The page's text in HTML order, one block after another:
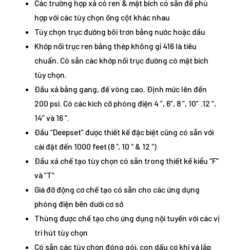
Các trường hợp xả có ren & mặt bích có sẵn để phù
hợp với các tùy chọn ống cột khác nhau
Tùy chọn trục đường bôi trơn bằng nước hoặc dầu
Khớp nối trục ren bằng thép không gỉ 416 là tiêu
chuẩn. Có sẵn các khớp nối trục đường có mặt bích
tùy chọn.
Đầu xả bằng gang, đế vòng cao. Định mức lên đến
200 psi. Có các kích cỡ phóng điện 4 ”, 6”, 8 ”, 10” .12 ”,
14” và 16 ”.
Đầu “Deepset” được thiết kế đặc biệt cũng có sẵn với
cài đặt đến 1000 feet (8 ″, 10 ″ & 12 ″)
Đầu xả chế tạo tùy chọn có sẵn trong thiết kế kiểu “F”
và “T”
Giá đỡ động cơ chế tạo có sẵn cho các ứng dụng
phóng điện bên dưới cơ sở
Thùng được chế tạo cho ứng dụng nội tuyến với các vị
trí hút tùy chọn
Có sẵn các tùy chọn đóng gói, con dấu cơ khí và lắp